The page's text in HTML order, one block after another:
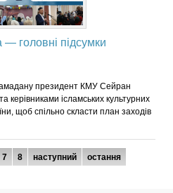
— головні підсумки
президент КМУ Сейран
ісламських культурних
щоб спільно скласти план заходів
7 8 наступний остання